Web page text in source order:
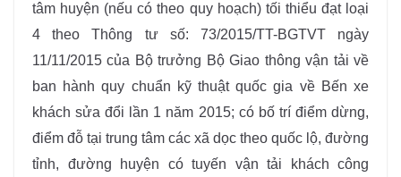
tâm huyện (nếu có theo quy hoạch) tối thiểu đạt loại
4 theo Thông tư số: 73/2015/TT-BGTVT ngày
11/11/2015 của Bộ trưởng Bộ Giao thông vận tải về
ban hành quy chuẩn kỹ thuật quốc gia về Bến xe
khách sửa đổi lần 1 năm 2015; có bố trí điểm dừng,
điểm đỗ tại trung tâm các xã dọc theo quốc lộ, đường
tỉnh, đường huyện có tuyến vận tải khách công